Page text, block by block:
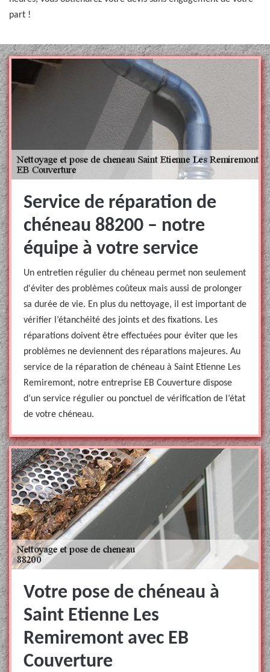
part !
Service de réparation de
chéneau 88200 – notre
équipe à votre service
Un entretien régulier du chéneau permet non seulement
d'éviter des problèmes coûteux mais aussi de prolonger
sa durée de vie. En plus du nettoyage, il est important de
vérifier l’étanchéité des joints et des fixations. Les
réparations doivent être effectuées pour éviter que les
problèmes ne deviennent des réparations majeures. Au
service de la réparation de chéneau à Saint Etienne Les
Remiremont, notre entreprise EB Couverture dispose
d’un service régulier ou ponctuel de vérification de l’état
de votre chéneau.
Votre pose de chéneau à
Saint Etienne Les
Remiremont avec EB
Couverture